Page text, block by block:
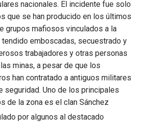
nacionales. El incidente fue solo
que se han producido en los últimos
grupos mafiosos vinculados a la
tendido emboscadas, secuestrado y
trabajadores y otras personas
minas, a pesar de que los
han contratado a antiguos militares
seguridad. Uno de los principales
de la zona es el clan Sánchez
por algunos al destacado